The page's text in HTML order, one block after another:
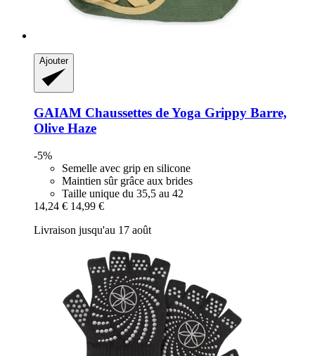
Ajouter
GAIAM Chaussettes de Yoga Grippy Barre,
Olive Haze
-5%
Semelle avec grip en silicone
Maintien sûr grâce aux brides
Taille unique du 35,5 au 42
14,24 € 14,99 €
Livraison jusqu'au 17 août